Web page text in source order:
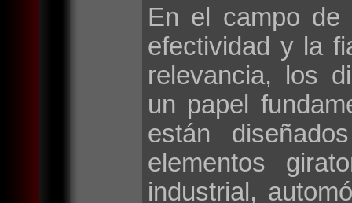
En el campo de
efectividad y la
relevancia, los
un papel
están
elementos
industrial,